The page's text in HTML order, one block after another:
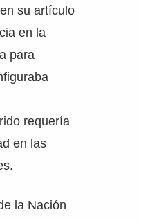
su artículo
en la
para
requería
en las
la Nación